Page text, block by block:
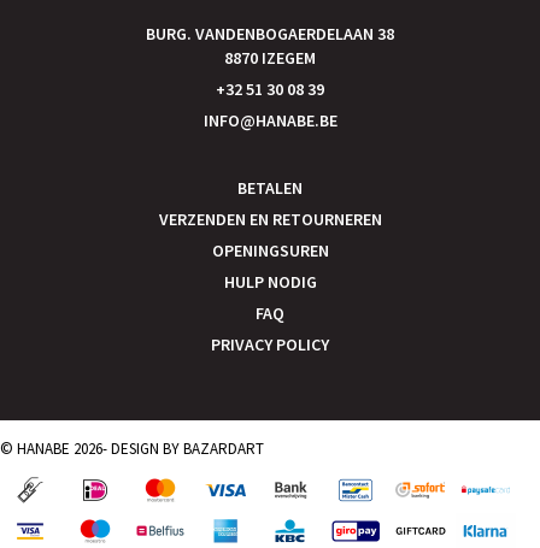
BURG. VANDENBOGAERDELAAN 38
8870 IZEGEM
+32 51 30 08 39
INFO@HANABE.BE
BETALEN
VERZENDEN EN RETOURNEREN
OPENINGSUREN
HULP NODIG
FAQ
PRIVACY POLICY
© HANABE 2026- DESIGN BYBAZARDART